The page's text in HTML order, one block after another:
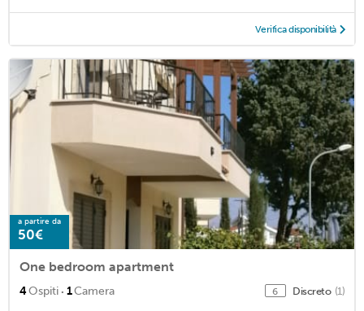
Verifica disponibilità
a partire da
50€
One bedroom apartment
4Ospiti · 1Camera 6 Discreto (1)